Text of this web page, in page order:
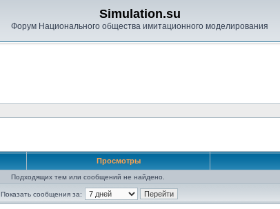
Simulation.su
Форум Национального общества имитационного моделирования
Просмотры
Подходящих тем или сообщений не найдено.
Показать сообщения за: